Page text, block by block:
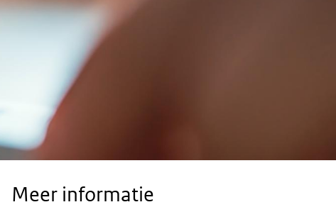
Meer informatie